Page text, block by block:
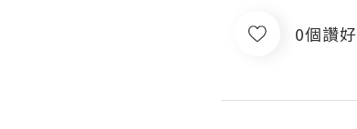
0個讚好